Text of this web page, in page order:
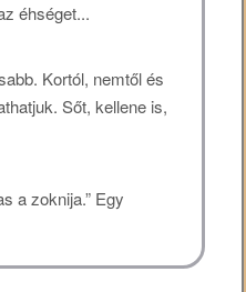
éhséget...
Kortól, nemtől és
Sőt, kellene is,
a zoknija.” Egy